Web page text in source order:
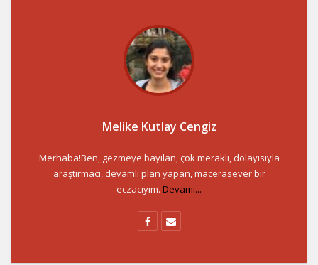
Melike Kutlay Cengiz
Merhaba!Ben, gezmeye bayılan, çok meraklı, dolayısıyla
araştırmacı, devamlı plan yapan, macerasever bir
eczacıyım. Devamı...